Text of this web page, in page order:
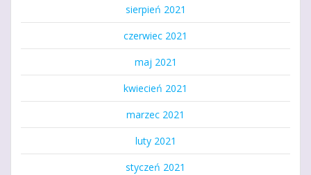
sierpień 2021
czerwiec 2021
maj 2021
kwiecień 2021
marzec 2021
luty 2021
styczeń 2021